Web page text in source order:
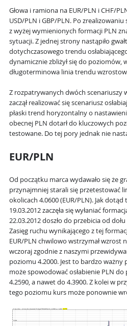
Głowa i ramiona na EUR/PLN i CHF/
USD/PLN i GBP/PLN. Po
z wyżej wymienionych formacji PLN
sytuacji. Z jednej strony nastąpiło
dotychczasowego trendu
dynamicznie zbliżył się do poziomów,
długoterminowa linia trendu
Z rozpatrywanych dwóch scenariuszy
zaczął realizować się scenariusz
płaski trend horyzontalny o
obecnej PLN dotarł do kluczowych
testowane. Do tej pory jednak nie
EUR/PLN
Od początku marca wydawało się że
przynajmniej starali się przetestować
okolicach 4.0600 (EUR/PLN). Jak dotąd
19.03.2012 zaczęła się wyłaniać
22.03.2012 doszło do przebicia od
Zasięg ruchu wynikającego z tej
EUR/PLN chwilowo wstrzymał wzrost
wczoraj zgodnie z naszymi
poziomu 4.2000. Jest to bardzo ważny
może spowodować osłabienie PLN
4.2590, a nawet do 4.3900. Z kolei w
tego poziomu kurs może ponownie